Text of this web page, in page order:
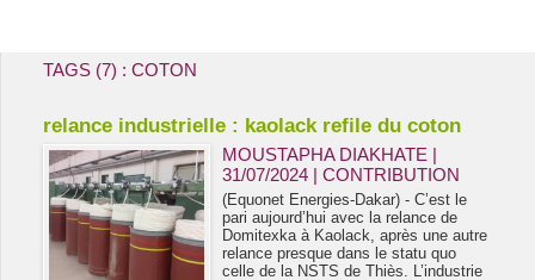
TAGS (7) : COTON
relance industrielle : kaolack refile du coton
MOUSTAPHA DIAKHATE |
31/07/2024 |CONTRIBUTION
(Equonet Energies-Dakar) - C’est le
pari aujourd’hui avec la relance de
Domitexka à Kaolack, après une autre
relance presque dans le statu quo
celle de la NSTS de Thiès. L’industrie